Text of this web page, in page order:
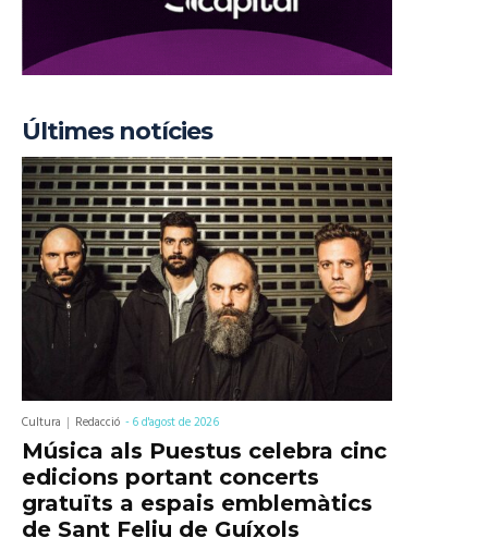
Últimes notícies
Cultura Redacció -6 d'agost de 2026
Música als Puestus celebra cinc
edicions portant concerts
gratuïts a espais emblemàtics
de Sant Feliu de Guíxols